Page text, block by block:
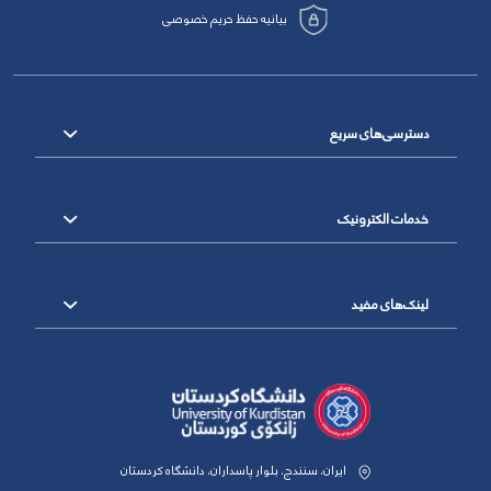
بیانیه حفظ حریم خصوصی
دسترسی‌های سریع
خدمات الکترونیک
لینک‌های مفید
ایران، سنندج، بلوار پاسداران، دانشگاه کردستان